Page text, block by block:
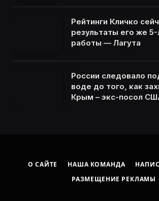
Рейтинги Кличко
результаты его же
работы — Лагута
России следовало
воде до того, как
Крым – экс-посол
О САЙТЕ НАША КОМАНДА
РАЗМЕЩЕНИЕ РЕКЛАМЫ